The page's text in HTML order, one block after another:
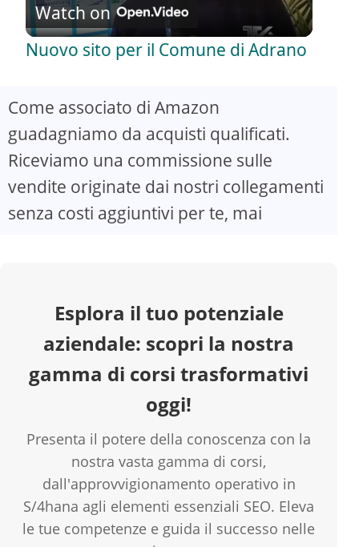
l
y
V
i
e
o
Watch on
Nuovo sito per il Comune di Adrano
Come associato di Amazon
guadagniamo da acquisti qualificati.
Riceviamo una commissione sulle
vendite originate dai nostri collegamenti
senza costi aggiuntivi per te, mai
Esplora il tuo potenziale
aziendale: scopri la nostra
gamma di corsi trasformativi
oggi!
Presenta il potere della conoscenza con la
nostra vasta gamma di corsi,
dall'approvvigionamento operativo in
S/4hana agli elementi essenziali SEO. Eleva
le tue competenze e guida il successo nelle